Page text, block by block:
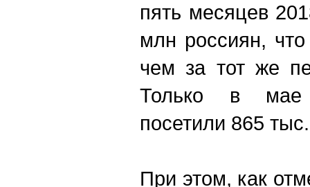
пять месяцев
млн россиян,
чем за тот же
Только в мае
посетили 865
При этом, как